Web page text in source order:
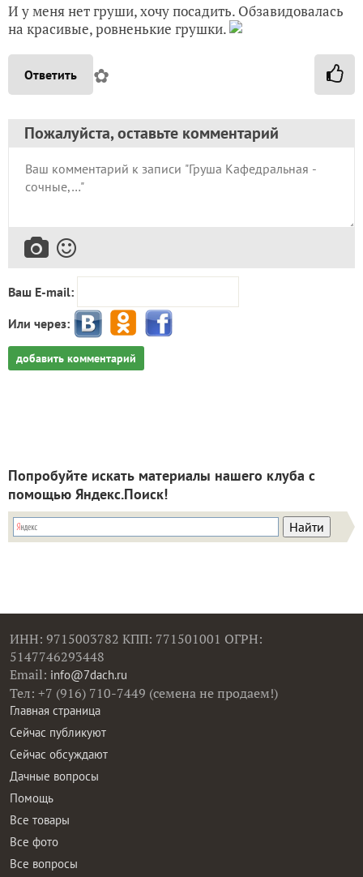
И у меня нет груши, хочу посадить. Обзавидовалась
на красивые, ровненькие грушки.
Ответить ✿
Пожалуйста, оставьте комментарий
Ваш E-mail:
Или через:
добавить комментарий
Попробуйте искать материалы нашего клуба с
помощью Яндекс.Поиск!
ИНН: 9715003782 КПП: 771501001 ОГРН:
5147746293448
Email: info@7dach.ru
Тел: +7 (916) 710-7449 (семена не продаем!)
Главная страница
Сейчас публикуют
Сейчас обсуждают
Дачные вопросы
Помощь
Все товары
Все фото
Все вопросы